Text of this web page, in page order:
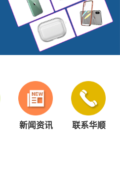
新闻资讯 联系华顺